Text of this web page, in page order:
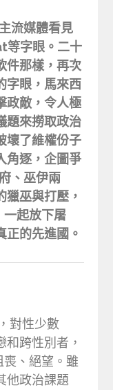
流媒體看見
等字眼。二十
件那樣，再次
字眼，馬來西
政敵，令人極
題來撈取政治
壞了維權份子
角逐，企圖爭
、巫伊兩
獵巫與打壓，
起放下屠
正的先進國。
對性少數
和跨性別者，
、絕望。雖
他政治課題